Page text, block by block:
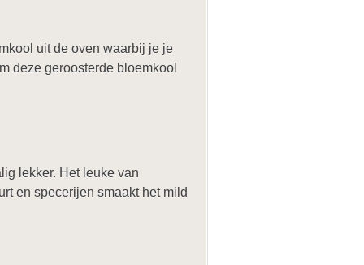
uit de oven waarbij je je
deze geroosterde bloemkool
lekker. Het leuke van
en specerijen smaakt het mild